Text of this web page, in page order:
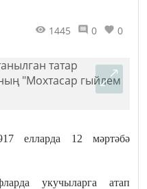
1445 0 0
елларда 12 мәртәбә
укучыларга атап